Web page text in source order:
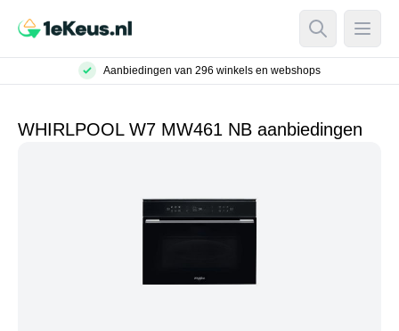
Open Open
Aanbiedingen van 296 winkels en webshops
WHIRLPOOL W7 MW461 NB aanbiedingen